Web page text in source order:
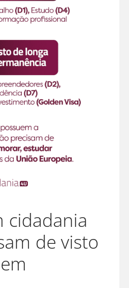
cidadania
de visto